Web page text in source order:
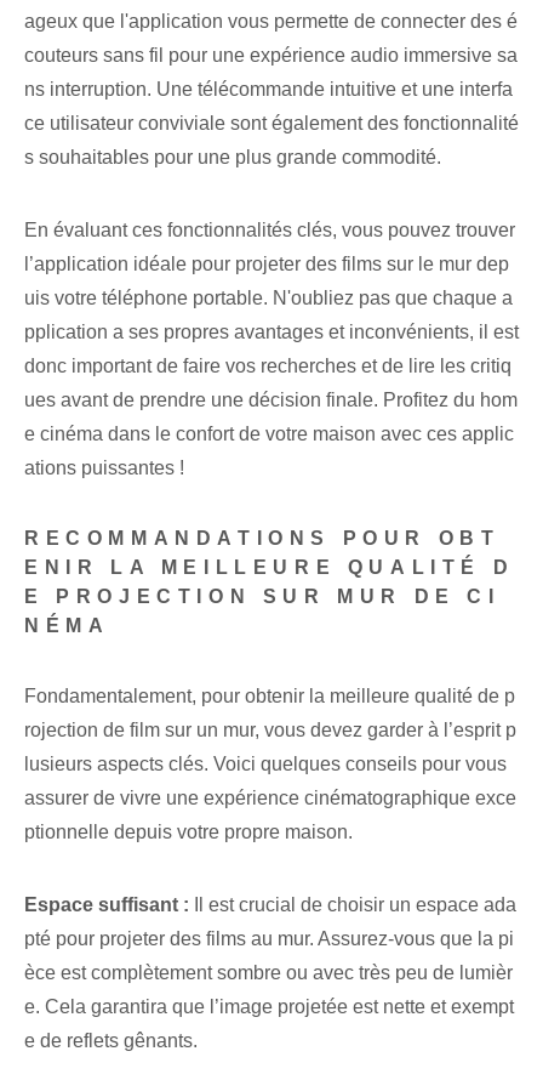
ageux que l'application vous permette de connecter des é
couteurs sans fil pour une expérience audio immersive sa
ns interruption. Une télécommande intuitive et une interfa
ce utilisateur conviviale sont également des fonctionnalité
s souhaitables pour une plus grande commodité.
En évaluant ces fonctionnalités clés, vous pouvez trouver
l’application idéale pour projeter des films sur le mur dep
uis votre téléphone portable. N'oubliez pas que chaque a
pplication a ses propres avantages et inconvénients, il est
donc important de faire vos recherches et de lire les critiq
ues avant de prendre une décision finale. Profitez du hom
e cinéma dans le confort de votre maison avec ces applic
ations puissantes !
RECOMMANDATIONS POUR OBT
ENIR LA MEILLEURE QUALITÉ D
E PROJECTION SUR MUR DE CI
NÉMA
Fondamentalement, pour obtenir la meilleure qualité de p
rojection de film sur un mur, vous devez garder à l’esprit p
lusieurs aspects clés. Voici quelques conseils pour vous
assurer de vivre une expérience cinématographique exce
ptionnelle depuis votre propre maison.
Espace suffisant : Il est crucial de choisir un espace ada
pté pour projeter des films au mur. Assurez-vous que la pi
èce est complètement sombre ou avec très peu de lumièr
e. Cela garantira que l’image projetée est nette et exempt
e de reflets gênants.